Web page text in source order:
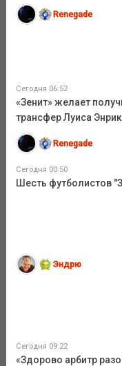
Renegade
Сегодня 06:52
«Зенит» желает
трансфер Луиса
Renegade
Сегодня 00:50
Шесть футболистов
Эндрю
Сегодня 09:22
«Здорово арбитр